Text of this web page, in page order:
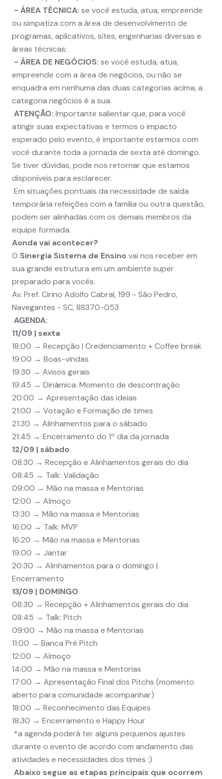
- ÁREA TÉCNICA: se você estuda, atua, empreende
ou simpatiza com a área de desenvolvimento de
programas, aplicativos, sites, engenharias diversas e
áreas técnicas;
- ÁREA DE NEGÓCIOS: se você estuda, atua,
empreende com a área de negócios, ou não se
enquadra em nenhuma das duas categorias acima, a
categoria negócios é a sua.
ATENÇÃO: Importante salientar que, para você
atingir suas expectativas e termos o impacto
esperado pelo evento, é importante estarmos com
você durante toda a jornada de sexta até domingo.
Se tiver dúvidas, pode nos retornar que estamos
disponíveis para esclarecer.
Em situações pontuais da necessidade de saída
temporária refeições com a família ou outra questão,
podem ser alinhadas com os demais membros da
equipe formada.
Aonda vai acontecer?
O Sinergia Sistema de Ensino vai nos receber em
sua grande estrutura em um ambiente super
preparado para vocês.
Av. Pref. Cirino Adolfo Cabral, 199 - São Pedro,
Navegantes - SC, 88370-053
AGENDA:
11/09 | sexta
18:00 → Recepção | Credenciamento + Coffee break
19:00 → Boas-vindas
19:30 → Avisos gerais
19:45 → Dinâmica: Momento de descontração
20:00 → Apresentação das ideias
21:00 → Votação e Formação de times
21:30 → Alinhamentos para o sábado
21:45 → Encerramento do 1º dia da jornada
12/09 | sábado
08:30 → Recepção e Alinhamentos gerais do dia
08:45 → Talk: Validação
09:00 → Mão na massa e Mentorias
12:00 → Almoço
13:30 → Mão na massa e Mentorias
16:00 → Talk: MVP
16:20 → Mão na massa e Mentorias
19:00 → Jantar
20:30 → Alinhamentos para o domingo |
Encerramento
13/09 | DOMINGO
08:30 → Recepção + Alinhamentos gerais do dia
08:45 → Talk: Pitch
09:00 → Mão na massa e Mentorias
11:00 → Banca Pré Pitch
12:00 → Almoço
14:00 → Mão na massa e Mentorias
17:00 → Apresentação Final dos Pitchs (momento
aberto para comunidade acompanhar)
18:00 → Reconhecimento das Equipes
18:30 → Encerramento e Happy Hour
*a agenda poderá ter alguns pequenos ajustes
durante o evento de acordo com andamento das
atividades e necessidades dos times :)
Abaixo segue as etapas principais que ocorrem